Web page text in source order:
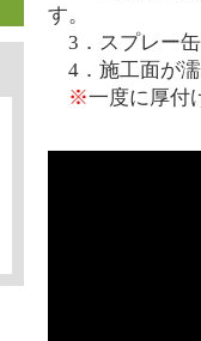
す。
3．スプレー
4．施工面が
※一度に厚付